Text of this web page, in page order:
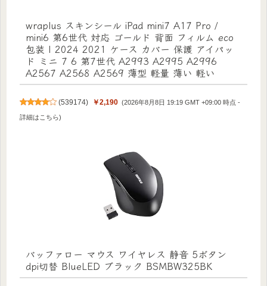
wraplus スキンシール iPad mini7 A17 Pro /
mini6 第6世代 対応 ゴールド 背面 フィルム eco
包装 | 2024 2021 ケース カバー 保護 アイパッ
ド ミニ 7 6 第7世代 A2993 A2995 A2996
A2567 A2568 A2569 薄型 軽量 薄い 軽い
(539174) ￥2,190 (2026年8月8日 19:19 GMT +09:00 時点 -
詳細はこちら)
バッファロー マウス ワイヤレス 静音 5ボタン
dpi切替 BlueLED ブラック BSMBW325BK